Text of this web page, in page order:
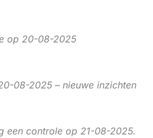
op 20-08-2025
08-2025 – nieuwe inzichten
een controle op 21-08-2025.